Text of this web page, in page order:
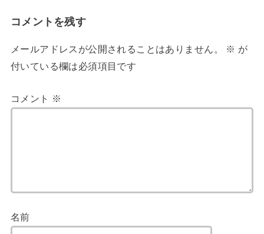
コメントを残す
メールアドレスが公開されることはありません。 ※ が
付いている欄は必須項目です
コメント ※
名前